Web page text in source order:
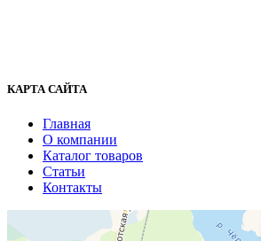
КАРТА САЙТА
Главная
О компании
Каталог товаров
Статьи
Контакты